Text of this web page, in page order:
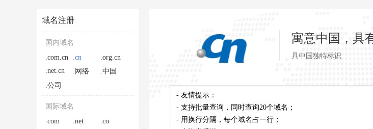
域名注册
国内域名
.com.cn
.cn
.org.cn
.net.cn
.网络
.中国
.公司
国际域名
.com
.net
.co
寓意中国，具
具中国独特标识